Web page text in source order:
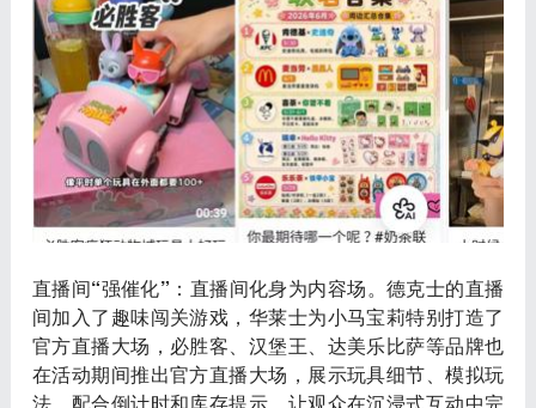
直播间“强催化” ：直播间化身为内容场。德克士的直播
间加入了趣味闯关游戏，华莱士为小马宝莉特别打造了
官方直播大场，必胜客、汉堡王、达美乐比萨等品牌也
在活动期间推出官方直播大场，展示玩具细节、模拟玩